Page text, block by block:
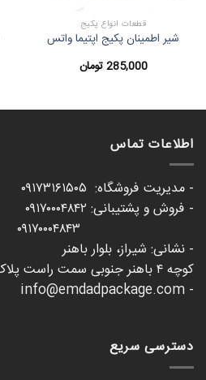
قطعات انواع پکیج
شیر اطمینان پکیج اپتیما واتس
285,000 تومان
اطلاعات تماس
- مدیریت فروشگاه: ۰۹۱۷۳۱۶۱۵۰۵
- فروش و پشتیبانی: ۰۹۱۷۰۰۰۴۸۴۲
- نشانی: شیراز، بلوار باهنر
کوچه ۴ باهنر جنوبی سمت راست پلاک ۱۶۳
- info@emdadpackage.com
دسترسی سریع